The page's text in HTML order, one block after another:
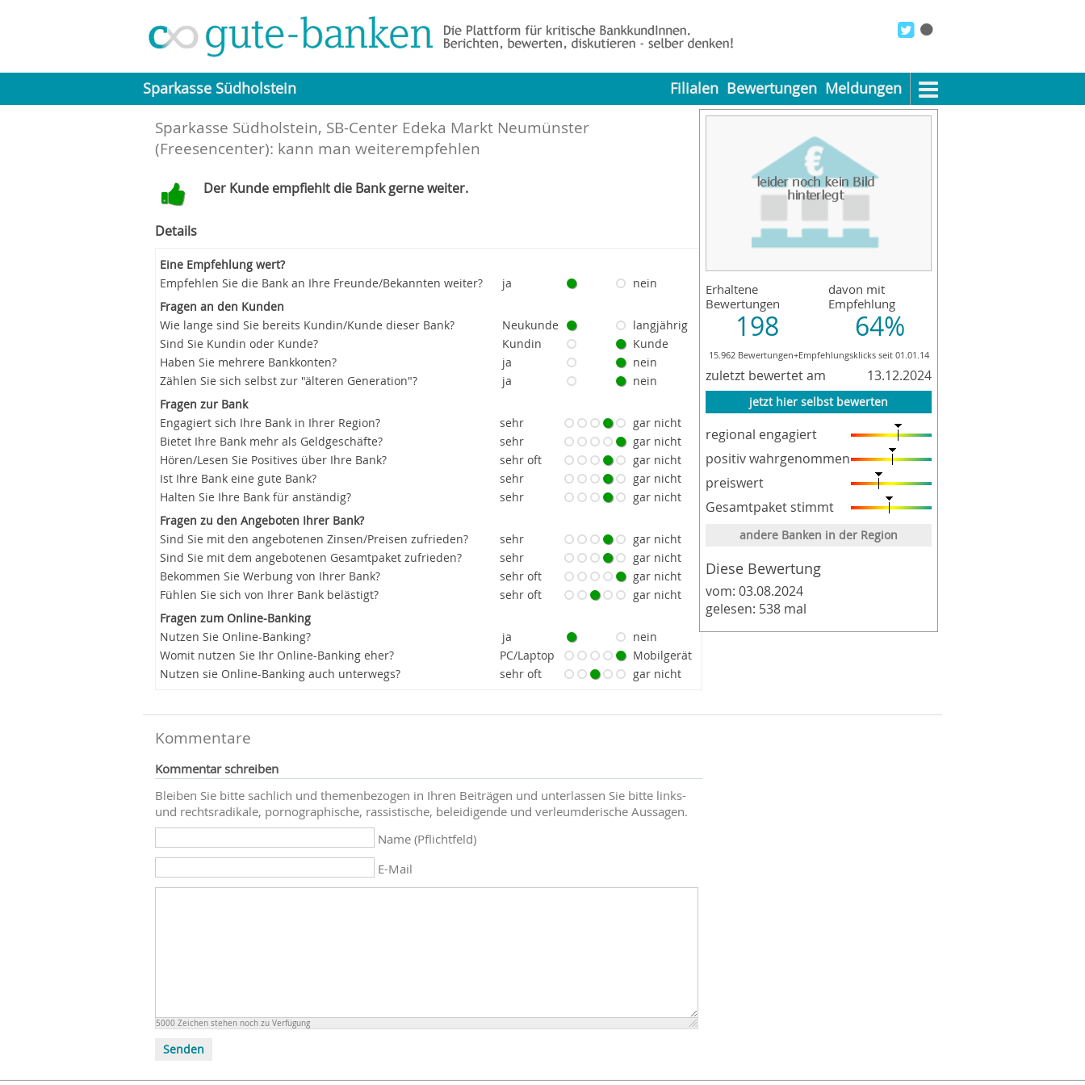
Sparkasse Südholstein Filialen Bewertungen Meldungen
Erhaltene
Bewertungen
198
davon mit
Empfehlung
64%
15.962 Bewertungen+Empfehlungsklicks seit 01.01.14
zuletzt bewertet am 13.12.2024
jetzt hier selbst bewerten
regional engagiert
positiv wahrgenommen
preiswert
Gesamtpaket stimmt
andere Banken in der Region
Diese Bewertung
vom: 03.08.2024
gelesen: 538 mal
Sparkasse Südholstein, SB-Center Edeka Markt Neumünster
(Freesencenter): kann man weiterempfehlen
Der Kunde empfiehlt die Bank gerne weiter.
Details
Eine Empfehlung wert?
Empfehlen Sie die Bank an Ihre Freunde/Bekannten weiter?
ja
nein
Fragen an den Kunden
Wie lange sind Sie bereits Kundin/Kunde dieser Bank?
Neukunde
langjährig
Sind Sie Kundin oder Kunde?
Kundin
Kunde
Haben Sie mehrere Bankkonten?
ja
nein
Zählen Sie sich selbst zur "älteren Generation"?
ja
nein
Fragen zur Bank
Engagiert sich Ihre Bank in Ihrer Region?
sehr
gar nicht
Bietet Ihre Bank mehr als Geldgeschäfte?
sehr
gar nicht
Hören/Lesen Sie Positives über Ihre Bank?
sehr oft
gar nicht
Ist Ihre Bank eine gute Bank?
sehr
gar nicht
Halten Sie Ihre Bank für anständig?
sehr
gar nicht
Fragen zu den Angeboten Ihrer Bank?
Sind Sie mit den angebotenen Zinsen/Preisen zufrieden?
sehr
gar nicht
Sind Sie mit dem angebotenen Gesamtpaket zufrieden?
sehr
gar nicht
Bekommen Sie Werbung von Ihrer Bank?
sehr oft
gar nicht
Fühlen Sie sich von Ihrer Bank belästigt?
sehr oft
gar nicht
Fragen zum Online-Banking
Nutzen Sie Online-Banking?
ja
nein
Womit nutzen Sie Ihr Online-Banking eher?
PC/Laptop
Mobilgerät
Nutzen sie Online-Banking auch unterwegs?
sehr oft gar nicht
Kommentare
Kommentar schreiben
Bleiben Sie bitte sachlich und themenbezogen in Ihren Beiträgen und unterlassen Sie bitte links-
und rechtsradikale, pornographische, rassistische, beleidigende und verleumderische Aussagen.
Name (Pflichtfeld)
E-Mail
5000 Zeichen stehen noch zu Verfügung
Senden